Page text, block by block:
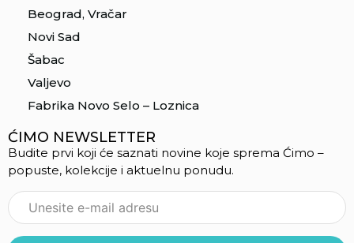
Beograd, Vračar
Novi Sad
Šabac
Valjevo
Fabrika Novo Selo – Loznica
ĆIMO NEWSLETTER
Budite prvi koji će saznati novine koje sprema Ćimo –
popuste, kolekcije i aktuelnu ponudu.